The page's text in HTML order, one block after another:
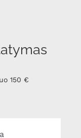
150 €